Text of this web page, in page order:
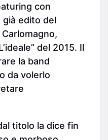
con
già edito del
del 2015. Il
la band
da volerlo
titolo la dice fin